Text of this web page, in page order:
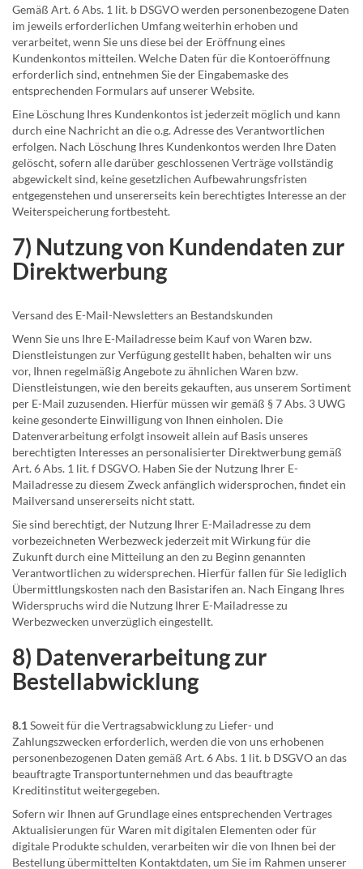
Gemäß Art. 6 Abs. 1 lit. b DSGVO werden personenbezogene Daten
im jeweils erforderlichen Umfang weiterhin erhoben und
verarbeitet, wenn Sie uns diese bei der Eröffnung eines
Kundenkontos mitteilen. Welche Daten für die Kontoeröffnung
erforderlich sind, entnehmen Sie der Eingabemaske des
entsprechenden Formulars auf unserer Website.
Eine Löschung Ihres Kundenkontos ist jederzeit möglich und kann
durch eine Nachricht an die o.g. Adresse des Verantwortlichen
erfolgen. Nach Löschung Ihres Kundenkontos werden Ihre Daten
gelöscht, sofern alle darüber geschlossenen Verträge vollständig
abgewickelt sind, keine gesetzlichen Aufbewahrungsfristen
entgegenstehen und unsererseits kein berechtigtes Interesse an der
Weiterspeicherung fortbesteht.
7) Nutzung von Kundendaten zur
Direktwerbung
Versand des E-Mail-Newsletters an Bestandskunden
Wenn Sie uns Ihre E-Mailadresse beim Kauf von Waren bzw.
Dienstleistungen zur Verfügung gestellt haben, behalten wir uns
vor, Ihnen regelmäßig Angebote zu ähnlichen Waren bzw.
Dienstleistungen, wie den bereits gekauften, aus unserem Sortiment
per E-Mail zuzusenden. Hierfür müssen wir gemäß § 7 Abs. 3 UWG
keine gesonderte Einwilligung von Ihnen einholen. Die
Datenverarbeitung erfolgt insoweit allein auf Basis unseres
berechtigten Interesses an personalisierter Direktwerbung gemäß
Art. 6 Abs. 1 lit. f DSGVO. Haben Sie der Nutzung Ihrer E-
Mailadresse zu diesem Zweck anfänglich widersprochen, findet ein
Mailversand unsererseits nicht statt.
Sie sind berechtigt, der Nutzung Ihrer E-Mailadresse zu dem
vorbezeichneten Werbezweck jederzeit mit Wirkung für die
Zukunft durch eine Mitteilung an den zu Beginn genannten
Verantwortlichen zu widersprechen. Hierfür fallen für Sie lediglich
Übermittlungskosten nach den Basistarifen an. Nach Eingang Ihres
Widerspruchs wird die Nutzung Ihrer E-Mailadresse zu
Werbezwecken unverzüglich eingestellt.
8) Datenverarbeitung zur
Bestellabwicklung
8.1 Soweit für die Vertragsabwicklung zu Liefer- und
Zahlungszwecken erforderlich, werden die von uns erhobenen
personenbezogenen Daten gemäß Art. 6 Abs. 1 lit. b DSGVO an das
beauftragte Transportunternehmen und das beauftragte
Kreditinstitut weitergegeben.
Sofern wir Ihnen auf Grundlage eines entsprechenden Vertrages
Aktualisierungen für Waren mit digitalen Elementen oder für
digitale Produkte schulden, verarbeiten wir die von Ihnen bei der
Bestellung übermittelten Kontaktdaten, um Sie im Rahmen unserer